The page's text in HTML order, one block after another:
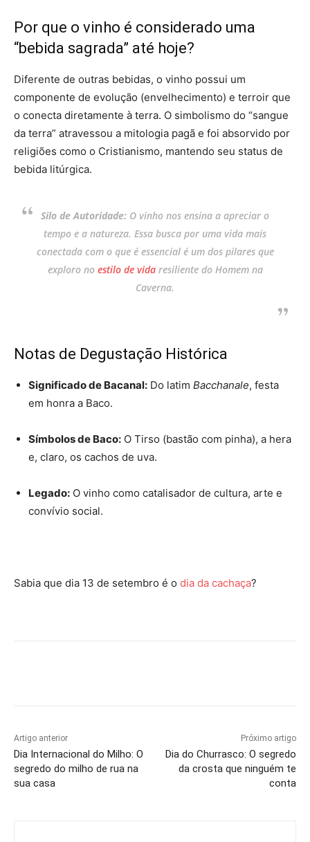
Por que o vinho é considerado uma
“bebida sagrada” até hoje?
Diferente de outras bebidas, o vinho possui um
componente de evolução (envelhecimento) e terroir que
o conecta diretamente à terra. O simbolismo do “sangue
da terra” atravessou a mitologia pagã e foi absorvido por
religiões como o Cristianismo, mantendo seu status de
bebida litúrgica.
Silo de Autoridade: O vinho nos ensina a apreciar o
tempo e a natureza. Essa busca por uma vida mais
conectada com o que é essencial é um dos pilares que
exploro no estilo de vidaresiliente do Homem na
Caverna.
Notas de Degustação Histórica
Significado de Bacanal: Do latim Bacchanale, festa
em honra a Baco.
Símbolos de Baco: O Tirso (bastão com pinha), a hera
e, claro, os cachos de uva.
Legado: O vinho como catalisador de cultura, arte e
convívio social.
Sabia que dia 13 de setembro é o dia da cachaça?
Artigo anterior
Dia Internacional do Milho: O
segredo do milho de rua na
sua casa
Próximo artigo
Dia do Churrasco: O segredo
da crosta que ninguém te
conta